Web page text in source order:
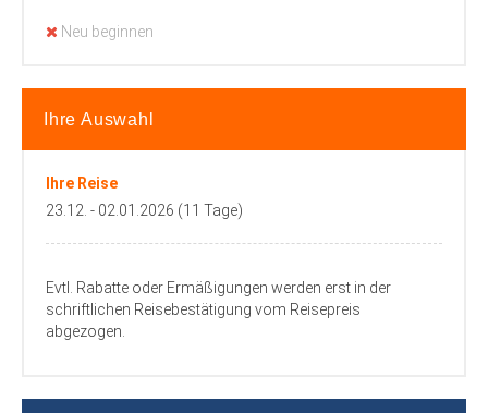
Neu beginnen
Ihre Auswahl
Ihre Reise
23.12. - 02.01.2026 (11 Tage)
Evtl. Rabatte oder Ermäßigungen werden erst in der
schriftlichen Reisebestätigung vom Reisepreis
abgezogen.